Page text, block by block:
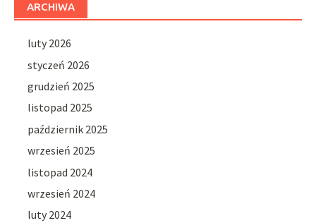
ARCHIWA
luty 2026
styczeń 2026
grudzień 2025
listopad 2025
październik 2025
wrzesień 2025
listopad 2024
wrzesień 2024
luty 2024